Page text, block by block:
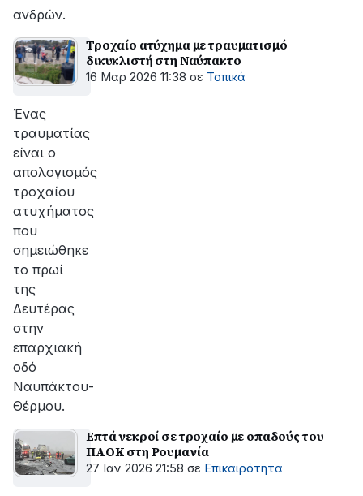
ανδρών.
Τροχαίο ατύχημα με τραυματισμό
δικυκλιστή στη Ναύπακτο
16 Μαρ 2026 11:38 σε Τοπικά
Ένας
τραυματίας
είναι ο
απολογισμός
τροχαίου
ατυχήματος
που
σημειώθηκε
το πρωί
της
Δευτέρας
στην
επαρχιακή
οδό
Ναυπάκτου-
Θέρμου.
Επτά νεκροί σε τροχαίο με οπαδούς του
ΠΑΟΚ στη Ρουμανία
27 Ιαν 2026 21:58 σε Επικαιρότητα